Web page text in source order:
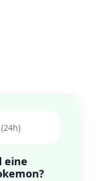
eine